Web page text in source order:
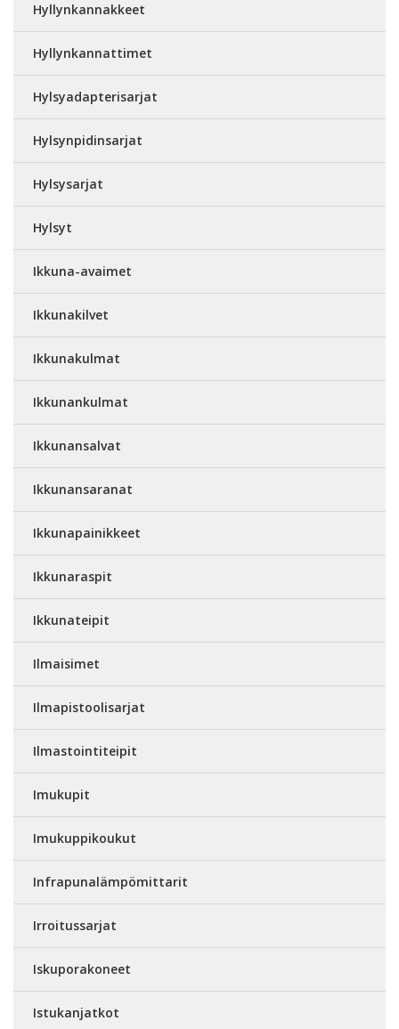
Hyllynkannakkeet
Hyllynkannattimet
Hylsyadapterisarjat
Hylsynpidinsarjat
Hylsysarjat
Hylsyt
Ikkuna-avaimet
Ikkunakilvet
Ikkunakulmat
Ikkunankulmat
Ikkunansalvat
Ikkunansaranat
Ikkunapainikkeet
Ikkunaraspit
Ikkunateipit
Ilmaisimet
Ilmapistoolisarjat
Ilmastointiteipit
Imukupit
Imukuppikoukut
Infrapunalämpömittarit
Irroitussarjat
Iskuporakoneet
Istukanjatkot